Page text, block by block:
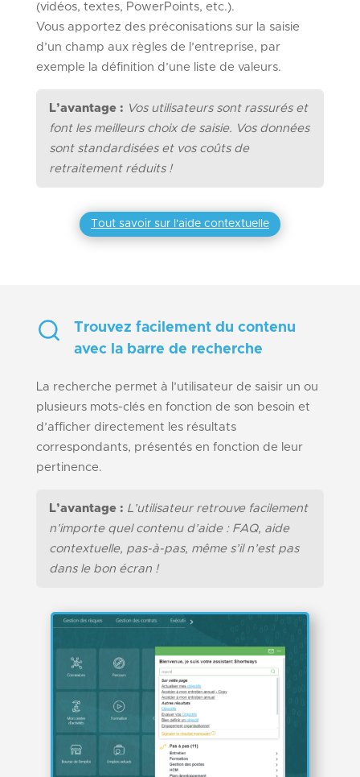
(vidéos, textes, PowerPoints, etc.).
Vous apportez des préconisations sur la saisie
d’un champ aux règles de l’entreprise, par
exemple la définition d’une liste de valeurs.
L’avantage : Vos utilisateurs sont rassurés et
font les meilleurs choix de saisie. Vos données
sont standardisées et vos coûts de
retraitement réduits !
Tout savoir sur l'aide contextuelle
Trouvez facilement du contenu
avec la barre de recherche
La recherche permet à l’utilisateur de saisir un ou
plusieurs mots-clés en fonction de son besoin et
d’afficher directement les résultats
correspondants, présentés en fonction de leur
pertinence.
L’avantage : L’utilisateur retrouve facilement
n’importe quel contenu d’aide : FAQ, aide
contextuelle, pas-à-pas, même s’il n’est pas
dans le bon écran !